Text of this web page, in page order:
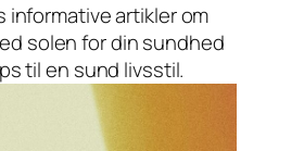
informative artikler om
solen for din sundhed
til en sund livsstil.